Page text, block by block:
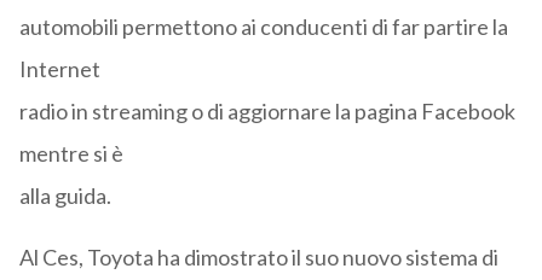
automobili permettono ai conducenti di far partire la
Internet
radio in streaming o di aggiornare la pagina Facebook
mentre si è
alla guida.
Al Ces, Toyota ha dimostrato il suo nuovo sistema di